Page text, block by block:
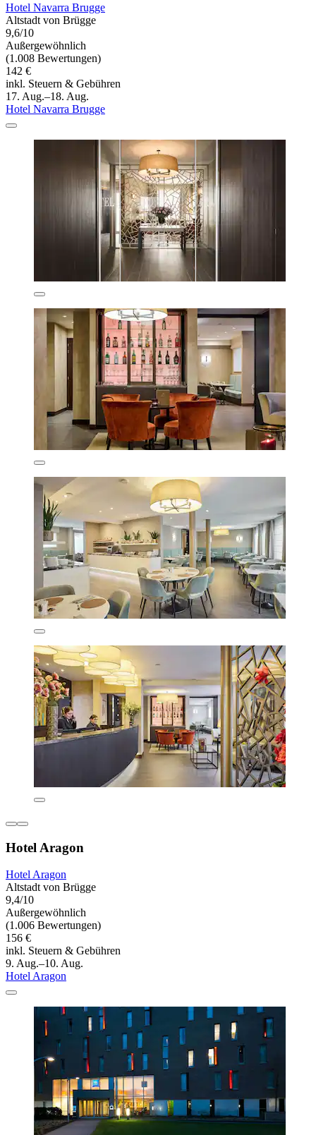
Hotel Navarra Brugge
Altstadt von Brügge
9,6/10
Außergewöhnlich
(1.008 Bewertungen)
142 €
inkl. Steuern & Gebühren
17. Aug.–18. Aug.
Hotel Navarra Brugge
Hotel Aragon
Hotel Aragon
Altstadt von Brügge
9,4/10
Außergewöhnlich
(1.006 Bewertungen)
156 €
inkl. Steuern & Gebühren
9. Aug.–10. Aug.
Hotel Aragon